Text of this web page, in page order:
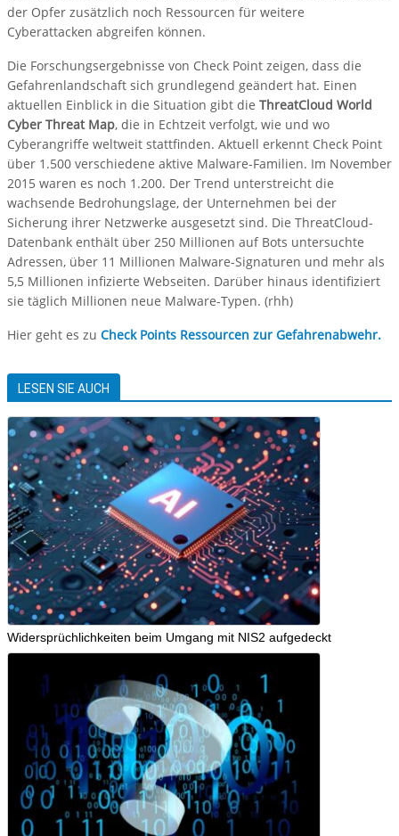
der Opfer zusätzlich noch Ressourcen für weitere
Cyberattacken abgreifen können.
Die Forschungsergebnisse von Check Point zeigen, dass die
Gefahrenlandschaft sich grundlegend geändert hat. Einen
aktuellen Einblick in die Situation gibt die ThreatCloud World
Cyber Threat Map, die in Echtzeit verfolgt, wie und wo
Cyberangriffe weltweit stattfinden. Aktuell erkennt Check Point
über 1.500 verschiedene aktive Malware-Familien. Im November
2015 waren es noch 1.200. Der Trend unterstreicht die
wachsende Bedrohungslage, der Unternehmen bei der
Sicherung ihrer Netzwerke ausgesetzt sind. Die ThreatCloud-
Datenbank enthält über 250 Millionen auf Bots untersuchte
Adressen, über 11 Millionen Malware-Signaturen und mehr als
5,5 Millionen infizierte Webseiten. Darüber hinaus identifiziert
sie täglich Millionen neue Malware-Typen. (rhh)
Hier geht es zu Check Points Ressourcen zur Gefahrenabwehr.
LESEN SIE AUCH
Widersprüchlichkeiten beim Umgang mit NIS2 aufgedeckt